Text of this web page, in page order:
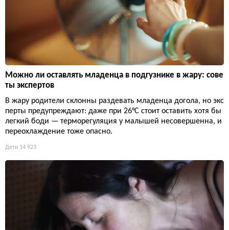
Можно ли оставлять младенца в подгузнике в жару: сове
ты экспертов
В жару родители склонны раздевать младенца догола, но экс
перты предупреждают: даже при 26°C стоит оставить хотя бы
легкий боди — терморегуляция у малышей несовершенна, и
переохлаждение тоже опасно.
Дети 14 923